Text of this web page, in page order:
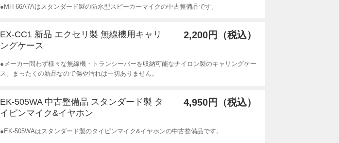
●MH-66A7Aはスタンダード製の防水型スピーカーマイクの中古整備品です。
EX-CC1 新品 エクセリ製 無線機用キャリ
ングケース
2,200円（税込）
●メーカー問わず様々な無線機・トランシーバーを収納可能なナイロン製のキャリングケー
ス。まったくの新品なので傷や汚れは一切ありません。
EK-505WA 中古整備品 スタンダード製 タ
イピンマイク&イヤホン
4,950円（税込）
●EK-505WAはスタンダード製のタイピンマイク&イヤホンの中古整備品です。